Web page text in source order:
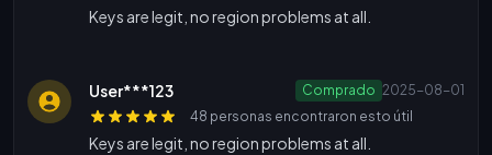
Keys are legit, no region problems at all.
User***123 Comprado 2025-08-01
48 personas encontraron esto útil
Keys are legit, no region problems at all.